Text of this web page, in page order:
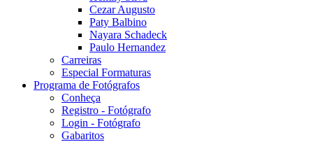
Cezar Augusto
Paty Balbino
Nayara Schadeck
Paulo Hernandez
Carreiras
Especial Formaturas
Programa de Fotógrafos
Conheça
Registro - Fotógrafo
Login - Fotógrafo
Gabaritos